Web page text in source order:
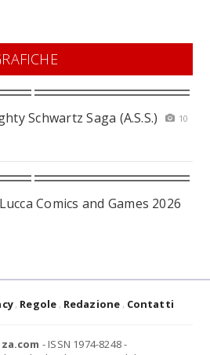
Schwartz Saga (A.S.S.)
10
Comics and Games 2026
Regole Redazione Contatti
- ISSN 1974-8248 -